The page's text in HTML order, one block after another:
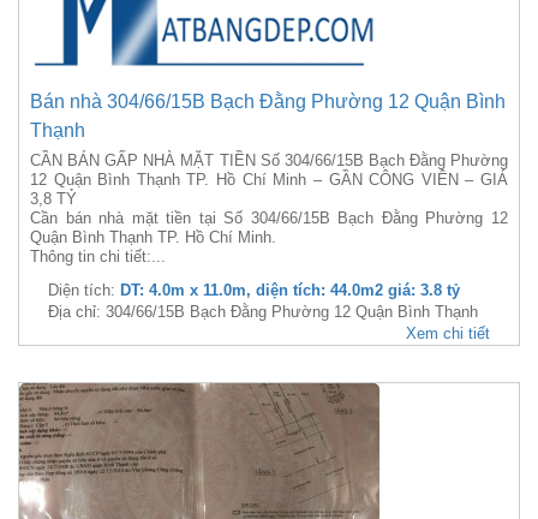
Bán nhà 304/66/15B Bạch Đằng Phường 12 Quận Bình
Thạnh
CẦN BÁN GẤP NHÀ MẶT TIỀN Số 304/66/15B Bạch Đằng Phường
12 Quận Bình Thạnh TP. Hồ Chí Minh – GẦN CÔNG VIÊN – GIÁ
3,8 TỶ
Cần bán nhà mặt tiền tại Số 304/66/15B Bạch Đằng Phường 12
Quận Bình Thạnh TP. Hồ Chí Minh.
Thông tin chi tiết:...
Diện tích: DT: 4.0m x 11.0m, diện tích: 44.0m2 giá: 3.8 tỷ
Địa chỉ: 304/66/15B Bạch Đằng Phường 12 Quận Bình Thạnh
Xem chi tiết